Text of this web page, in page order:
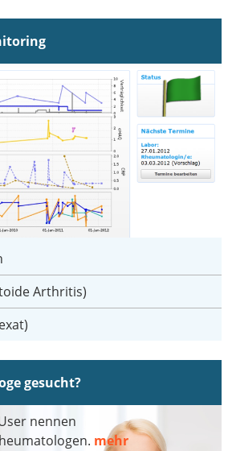
Arthritis)
gesucht?
nennen
mehr